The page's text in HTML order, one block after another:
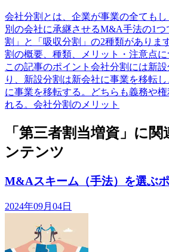
会社分割とは、企業が事業の全ても
別の会社に承継させるM&A手法の1
割」と「吸収分割」の2種類がありま
割の概要、種類、メリット・注意点に
この記事のポイント会社分割には新
り、新設分割は新会社に事業を移転
に事業を移転する。どちらも義務や
れる。会社分割のメリット
「第三者割当増資」に
ンテンツ
M&Aスキーム（手法）を選ぶ
2024年09月04日